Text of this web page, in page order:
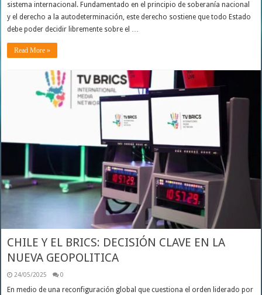
sistema internacional. Fundamentado en el principio de soberanía nacional
y el derecho a la autodeterminación, este derecho sostiene que todo Estado
debe poder decidir libremente sobre el …
Read More »
CHILE Y EL BRICS: DECISIÓN CLAVE EN LA
NUEVA GEOPOLITICA
24/05/2025 0
En medio de una reconfiguración global que cuestiona el orden liderado por